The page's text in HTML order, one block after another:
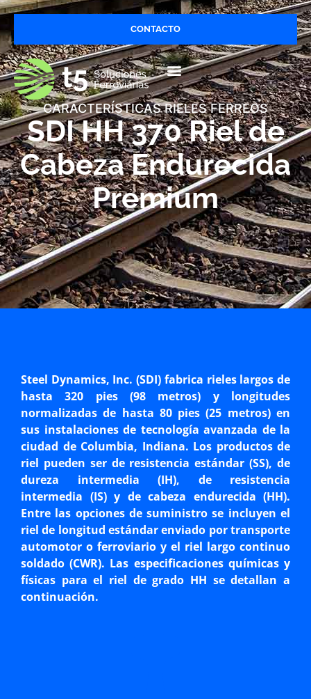
CONTACTO
CARACTERÍSTICAS RIELES FERREOS
SDI HH 370 Riel de
Cabeza Endurecida
Premium
Steel Dynamics, Inc. (SDI) fabrica rieles largos de
hasta 320 pies (98 metros) y longitudes
normalizadas de hasta 80 pies (25 metros) en
sus instalaciones de tecnología avanzada de la
ciudad de Columbia, Indiana. Los productos de
riel pueden ser de resistencia estándar (SS), de
dureza intermedia (IH), de resistencia
intermedia (IS) y de cabeza endurecida (HH).
Entre las opciones de suministro se incluyen el
riel de longitud estándar enviado por transporte
automotor o ferroviario y el riel largo continuo
soldado (CWR). Las especificaciones químicas y
físicas para el riel de grado HH se detallan a
continuación.